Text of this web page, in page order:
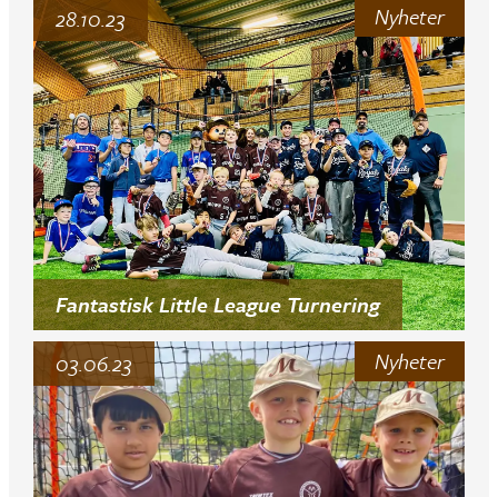
Nyheter
Fantastisk Little League Turnering
28.10.23
Nyheter
03.06.23